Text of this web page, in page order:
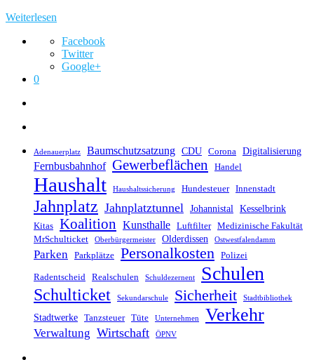
Weiterlesen
Facebook
Twitter
Google+
0
Adenauerplatz Baumschutzsatzung CDU Corona Digitalisierung
Fernbusbahnhof Gewerbeflächen Handel
Haushalt Haushaltssicherung Hundesteuer Innenstadt
Jahnplatz Jahnplatztunnel Johannistal Kesselbrink
Kitas Koalition Kunsthalle Luftfilter
Medizinische Fakultät
MrSchulticket
Oberbürgermeister Olderdissen Ostwestfalendamm
Parken Parkplätze Personalkosten Polizei
Radentscheid Realschulen Schuldezernent Schulen
Schulticket Sekundarschule Sicherheit Stadtbibliothek
Stadtwerke Tanzsteuer Tüte Unternehmen Verkehr
Verwaltung Wirtschaft ÖPNV